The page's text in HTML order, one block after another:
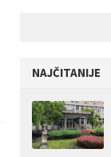
NAJČITANIJE